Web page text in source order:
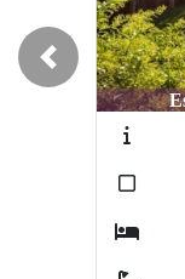
Estepona /
Previous